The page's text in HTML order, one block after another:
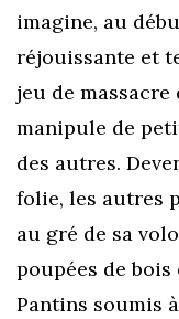
imagine, au
réjouissante et
jeu de
manipule de
des autres.
folie, les autres
au gré de sa
poupées de
Pantins soumis